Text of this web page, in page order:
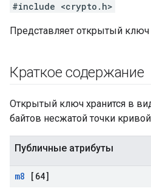
#include <crypto.h>
Представляет открытый ключ
Краткое содержание
Открытый ключ хранится в
байтов несжатой точки
Публичные атрибуты
m8 [64]